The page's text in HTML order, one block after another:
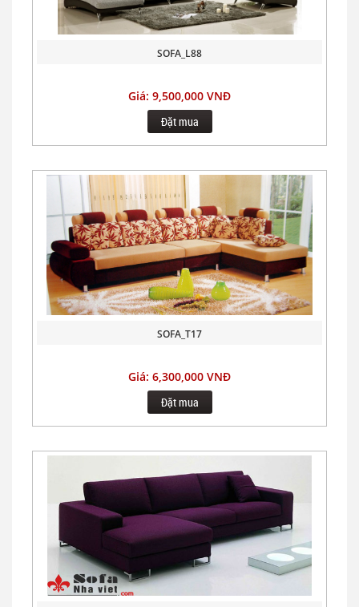
SOFA_L88
Giá: 9,500,000 VNĐ
Đặt mua
SOFA_T17
Giá: 6,300,000 VNĐ
Đặt mua